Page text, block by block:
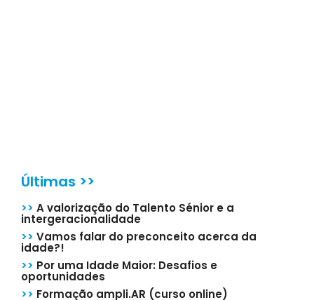
Últimas >>
>> A valorização do Talento Sénior e a
intergeracionalidade
>> Vamos falar do preconceito acerca da
idade?!
>> Por uma Idade Maior: Desafios e
oportunidades
>> Formação ampli.AR (curso online)